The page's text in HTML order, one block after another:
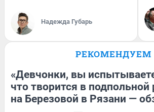
Надежда Губарь
РЕКОМЕНДУЕМ
«Девчонки, вы
что творится в
на Березовой в Рязани —